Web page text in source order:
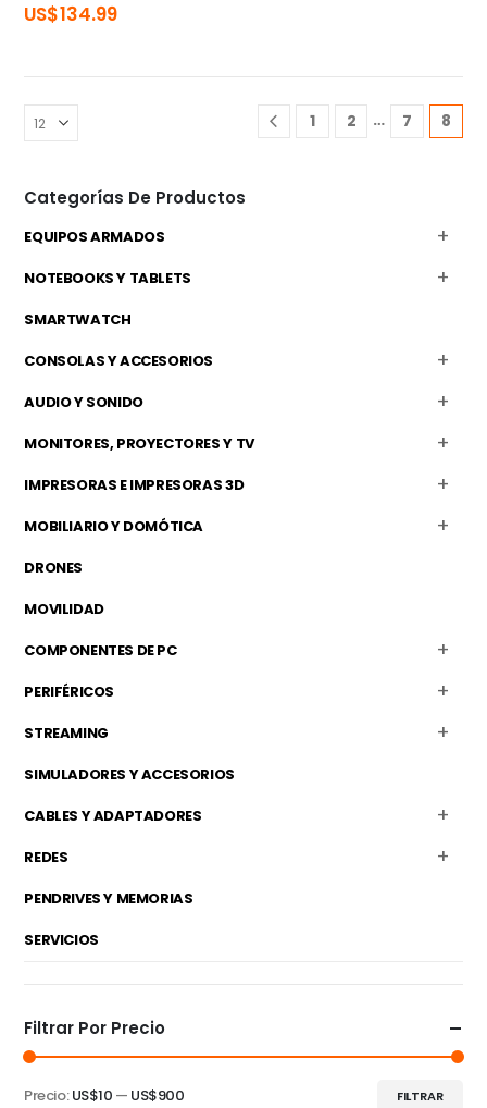
US$134.99
1 2 … 7 8
Categorías De Productos
EQUIPOS ARMADOS
NOTEBOOKS Y TABLETS
SMARTWATCH
CONSOLAS Y ACCESORIOS
AUDIO Y SONIDO
MONITORES, PROYECTORES Y TV
IMPRESORAS E IMPRESORAS 3D
MOBILIARIO Y DOMÓTICA
DRONES
MOVILIDAD
COMPONENTES DE PC
PERIFÉRICOS
STREAMING
SIMULADORES Y ACCESORIOS
CABLES Y ADAPTADORES
REDES
PENDRIVES Y MEMORIAS
SERVICIOS
Filtrar Por Precio
FILTRAR
Precio:US$10 — US$900